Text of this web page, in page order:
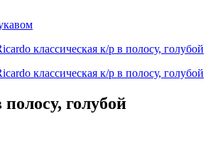
голубой